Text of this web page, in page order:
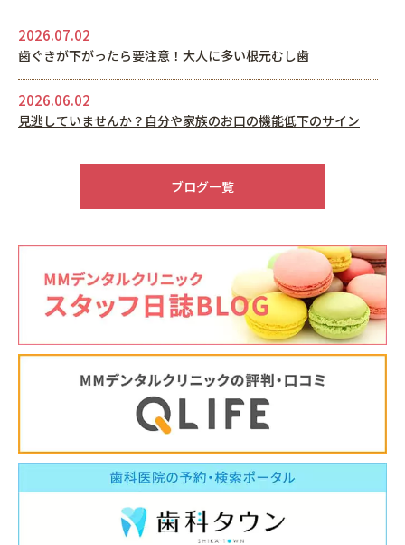
2026.07.02
歯ぐきが下がったら要注意！大人に多い根元むし歯
2026.06.02
見逃していませんか？自分や家族のお口の機能低下のサイン
2026.05.22
ブログ一覧